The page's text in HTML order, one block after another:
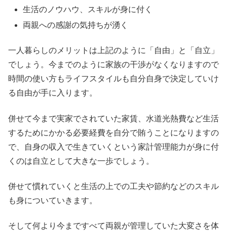
生活のノウハウ、スキルが身に付く
両親への感謝の気持ちが湧く
一人暮らしのメリットは上記のように「自由」と「自立」
でしょう。今までのように家族の干渉がなくなりますので
時間の使い方もライフスタイルも自分自身で決定していけ
る自由が手に入ります。
併せて今まで実家でされていた家賃、水道光熱費など生活
するためにかかる必要経費を自分で賄うことになりますの
で、自身の収入で生きていくという家計管理能力が身に付
くのは自立として大きな一歩でしょう。
併せて慣れていくと生活の上での工夫や節約などのスキル
も身についていきます。
そして何より今まですべて両親が管理していた大変さを体